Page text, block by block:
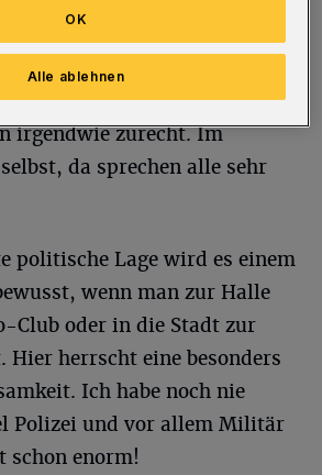
Aber sie halfen mir
sehr freundlich und alle
Gesten und Handzeichen kam
irgendwie zurecht. Im
da sprechen alle sehr
politische Lage wird es einem
wenn man zur Halle
Club oder in die Stadt zur
Hier herrscht eine besonders
Ich habe noch nie
Polizei und vor allem Militär
schon enorm!
Alle ablehnen
OK